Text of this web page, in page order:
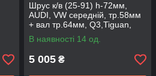
Шрус к/в (25-91) h-72мм,
AUDI, VW середній, тр.58мм
+ вал тр.64мм, Q3,Tiguan,
AD360MSY (DSP)
В наявності 14 од.
5 005 ₴